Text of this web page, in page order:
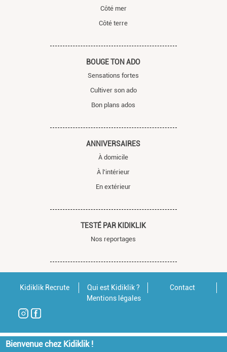
Côté mer
Côté terre
BOUGE TON ADO
Sensations fortes
Cultiver son ado
Bon plans ados
ANNIVERSAIRES
À domicile
À l'intérieur
En extérieur
TESTÉ PAR KIDIKLIK
Nos reportages
Kidiklik Recrute Qui est Kidiklik ?
Contact
Mentions légales
Bienvenue chez Kidiklik !